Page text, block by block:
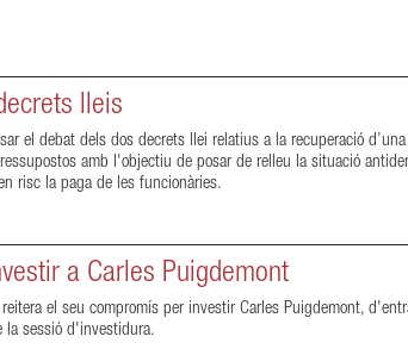
lleis
el debat dels dos decrets llei relatius a la recuperació
amb l'objectiu de posar de relleu la situació
risc la paga de les funcionàries.
a Carles Puigdemont
el seu compromís per investir Carles Puigdemont,
la sessió d'investidura.